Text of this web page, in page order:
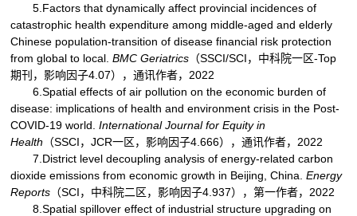
5.Factors that dynamically affect provincial incidences of
catastrophic health expenditure among middle-aged and elderly
Chinese population-transition of disease financial risk protection
from global to local.BMC Geriatrics （SSCI/SCI，中科院一区-Top
期刊，影响因子4.07），通讯作者，2022
6.Spatial effects of air pollution on the economic burden of
disease: implications of health and environment crisis in the Post-
COVID-19 world.International Journal for Equity in
Health （SSCI，JCR一区，影响因子4.666），通讯作者，2022
7.District level decoupling analysis of energy-related carbon
dioxide emissions from economic growth in Beijing, China.Energy
Reports （SCI，中科院二区，影响因子4.937），第一作者，2022
8.Spatial spillover effect of industrial structure upgrading on